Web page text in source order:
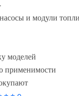
насосы и модули
применимости